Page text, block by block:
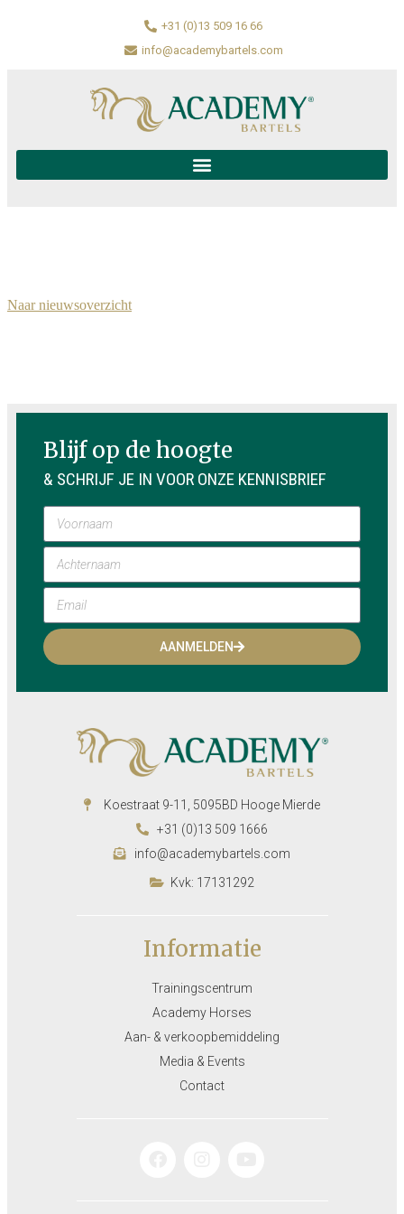
+31 (0)13 509 16 66
info@academybartels.com
Naar nieuwsoverzicht
Blijf op de hoogte
& SCHRIJF JE IN VOOR ONZE KENNISBRIEF
AANMELDEN
Koestraat 9-11, 5095BD Hooge Mierde
+31 (0)13 509 1666
info@academybartels.com
Kvk: 17131292
Informatie
Trainingscentrum
Academy Horses
Aan- & verkoopbemiddeling
Media & Events
Contact